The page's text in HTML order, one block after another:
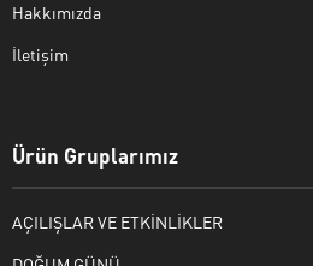
Hakkımızda
İletişim
Ürün Gruplarımız
AÇILIŞLAR VE ETKİNLİKLER